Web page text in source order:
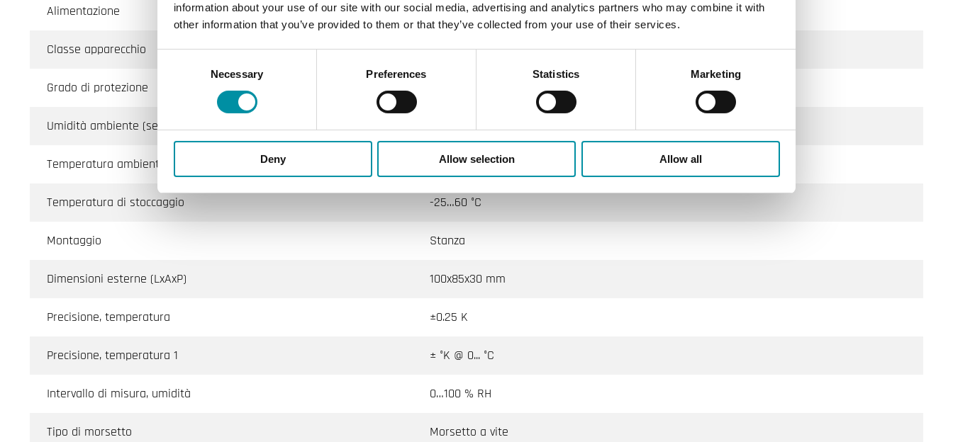
information about your use of our site with our social media, advertising and analytics partners who may combine it with
other information that you’ve provided to them or that they’ve collected from your use of their services.
Necessary Preferences Statistics Marketing
Deny Allow selection Allow all
Alimentazione 24VAC/DC (22...26 V AC 50Hz / 15...35 V DC), 2.0 VA
Classe apparecchio Classe III
Grado di protezione
Umidità ambiente (senza condensa) 10…90 % RH
Temperatura ambiente 0…50 °C
Temperatura di stoccaggio -25…60 °C
Montaggio Stanza
Dimensioni esterne (LxAxP) 100x85x30 mm
Precisione, temperatura ±0.25 K
Precisione, temperatura 1 ± °K @ 0... °C
Intervallo di misura, umidità 0…100 % RH
Tipo di morsetto Morsetto a vite